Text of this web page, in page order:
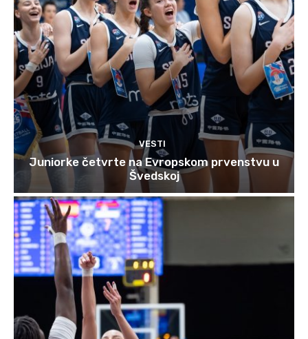
VESTI
Juniorke četvrte na Evropskom prvenstvu u
Švedskoj